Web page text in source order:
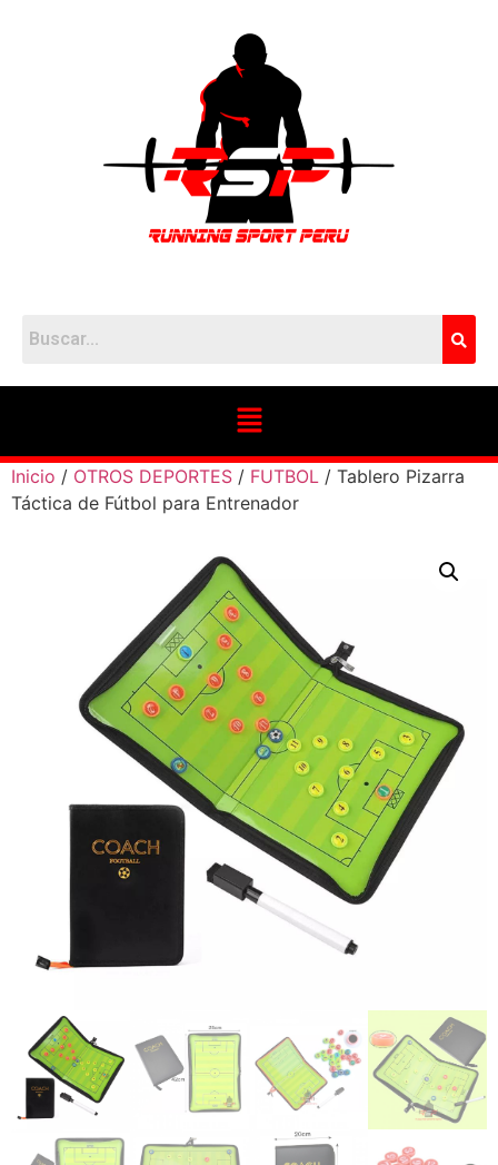
Inicio / OTROS DEPORTES / FUTBOL / Tablero Pizarra
Táctica de Fútbol para Entrenador